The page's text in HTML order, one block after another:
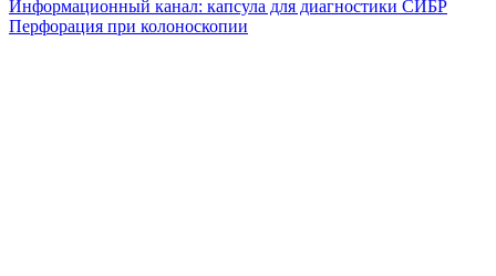
Информационный канал: капсула для диагностики СИБР
Перфорация при колоноскопии